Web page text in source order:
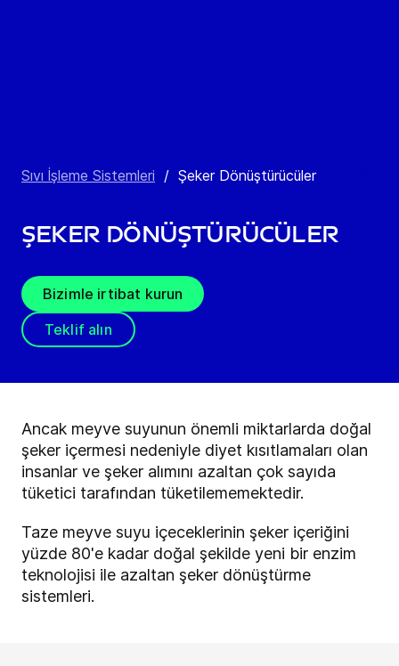
Sıvı İşleme Sistemleri / Şeker Dönüştürücüler
Şeker Dönüştürücüler
Bizimle irtibat kurun
Teklif alın
Ancak meyve suyunun önemli miktarlarda doğal
şeker içermesi nedeniyle diyet kısıtlamaları olan
insanlar ve şeker alımını azaltan çok sayıda
tüketici tarafından tüketilememektedir.
Taze meyve suyu içeceklerinin şeker içeriğini
yüzde 80'e kadar doğal şekilde yeni bir enzim
teknolojisi ile azaltan şeker dönüştürme
sistemleri.